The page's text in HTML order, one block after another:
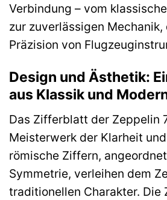
Verbindung – vom
zur zuverlässigen Mechanik,
Präzision von
Design und Ästhetik:
aus Klassik und
Das Zifferblatt der Zeppelin
Meisterwerk der Klarheit
römische Ziffern,
Symmetrie, verleihen dem
traditionellen Charakter. Die